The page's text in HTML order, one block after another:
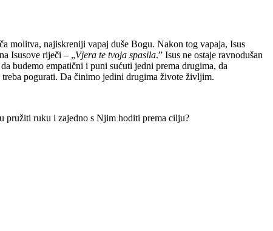
molitva, najiskreniji vapaj duše Bogu. Nakon tog vapaja, Isus
Isusove riječi – „Vjera te tvoja spasila.” Isus ne ostaje ravnodušan
budemo empatični i puni sućuti jedni prema drugima, da
pogurati. Da činimo jedini drugima živote življim.
pružiti ruku i zajedno s Njim hoditi prema cilju?